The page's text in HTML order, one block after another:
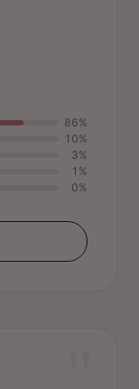
86%
10%
3%
1%
0%